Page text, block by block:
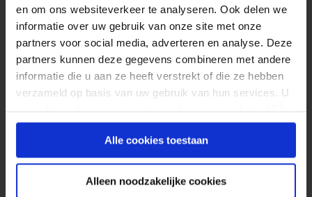
en om ons websiteverkeer te analyseren. Ook delen we
informatie over uw gebruik van onze site met onze
partners voor social media, adverteren en analyse. Deze
partners kunnen deze gegevens combineren met andere
informatie die u aan ze heeft verstrekt of die ze hebben
verzameld op basis van uw gebruik van hun services. U
gebruiken.
Alle cookies toestaan
Alleen noodzakelijke cookies
President Obama’s email campagnes
ongeveer $500 miljoen in donaties.
Hij had ook een fantastisch optimalisatie team
dat alles testte.
experimenteren meteen aantal verschillende
variaties van afmeld-linksin de campagne e-
mails.